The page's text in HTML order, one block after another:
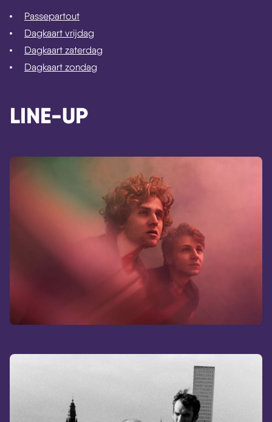
Passepartout
Dagkaart vrijdag
Dagkaart zaterdag
Dagkaart zondag
LINE-UP